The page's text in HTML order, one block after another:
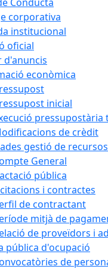
corporativa
institucional
oficial
d'anuncis
econòmica
inicial
de crèdit
gestió de
General
pública
i contractes
de contractant
mitjà de
de proveïdors i
pública d'ocupació
de